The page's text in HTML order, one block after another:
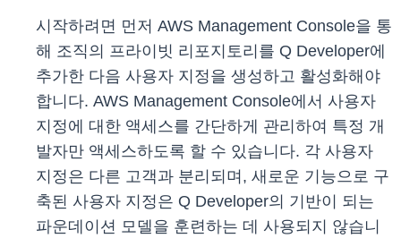
시작하려면 먼저 AWS Management Console을 통
해 조직의 프라이빗 리포지토리를 Q Developer에
추가한 다음 사용자 지정을 생성하고 활성화해야
합니다. AWS Management Console에서 사용자
지정에 대한 액세스를 간단하게 관리하여 특정 개
발자만 액세스하도록 할 수 있습니다. 각 사용자
지정은 다른 고객과 분리되며, 새로운 기능으로 구
축된 사용자 지정은 Q Developer의 기반이 되는
파운데이션 모델을 훈련하는 데 사용되지 않습니